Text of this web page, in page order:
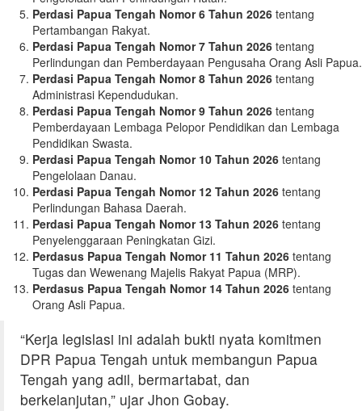
Perdasi Papua Tengah Nomor 6 Tahun 2026 tentang
Pertambangan Rakyat.
Perdasi Papua Tengah Nomor 7 Tahun 2026 tentang
Perlindungan dan Pemberdayaan Pengusaha Orang Asli Papua.
Perdasi Papua Tengah Nomor 8 Tahun 2026 tentang
Administrasi Kependudukan.
Perdasi Papua Tengah Nomor 9 Tahun 2026 tentang
Pemberdayaan Lembaga Pelopor Pendidikan dan Lembaga
Pendidikan Swasta.
Perdasi Papua Tengah Nomor 10 Tahun 2026 tentang
Pengelolaan Danau.
Perdasi Papua Tengah Nomor 12 Tahun 2026 tentang
Perlindungan Bahasa Daerah.
Perdasi Papua Tengah Nomor 13 Tahun 2026 tentang
Penyelenggaraan Peningkatan Gizi.
Perdasus Papua Tengah Nomor 11 Tahun 2026 tentang
Tugas dan Wewenang Majelis Rakyat Papua (MRP).
Perdasus Papua Tengah Nomor 14 Tahun 2026 tentang
Orang Asli Papua.
“Kerja legislasi ini adalah bukti nyata komitmen
DPR Papua Tengah untuk membangun Papua
Tengah yang adil, bermartabat, dan
berkelanjutan,” ujar Jhon Gobay.